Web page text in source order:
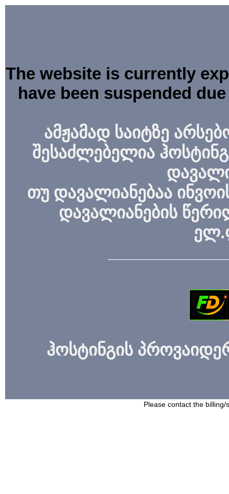
The website is currently
have been suspended
ამჟამად საიტზე
შესაძლებელია
თუ დავალიანებაა
დავალიანების
ჰოსტინგის
Please contact the